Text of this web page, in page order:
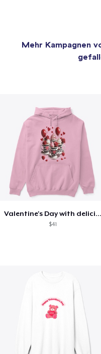
Mehr Kampagnen
Valentine's Day with delicious food
$41